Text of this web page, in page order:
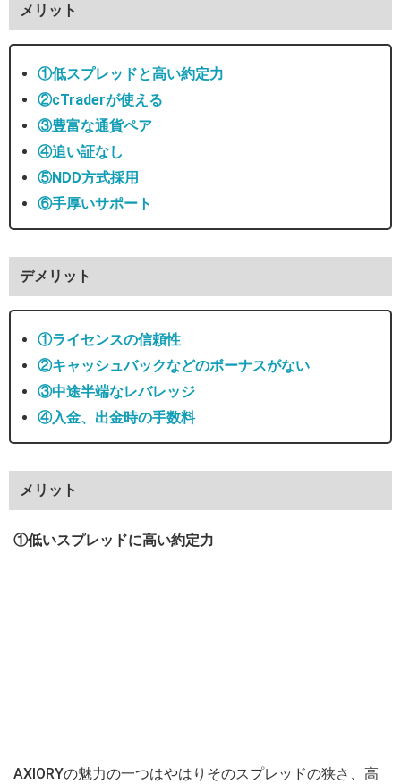
メリット
①低スプレッドと高い約定力
②cTraderが使える
③豊富な通貨ペア
④追い証なし
⑤NDD方式採用
⑥手厚いサポート
デメリット
①ライセンスの信頼性
②キャッシュバックなどのボーナスがない
③中途半端なレバレッジ
④入金、出金時の手数料
メリット
①低いスプレッドに高い約定力
AXIORYの魅力の一つはやはりそのスプレッドの狭さ、高